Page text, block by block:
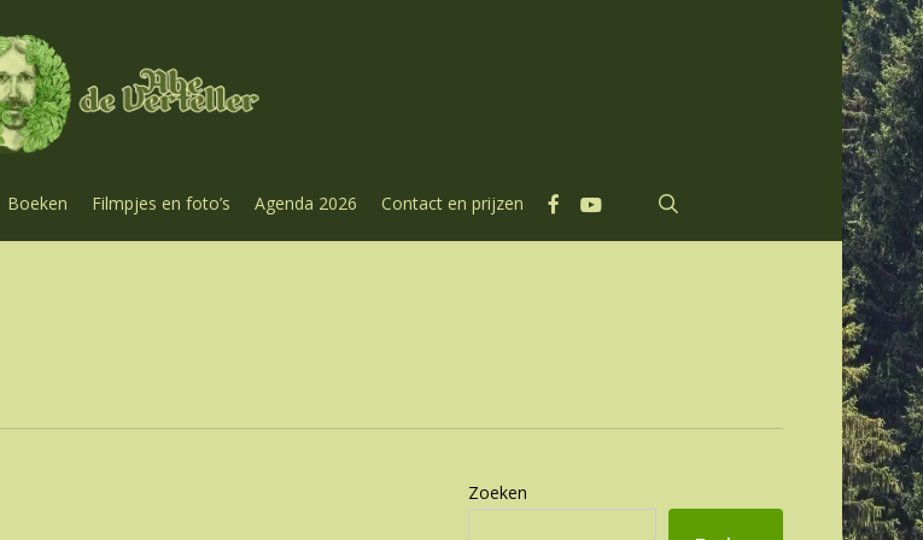
Boeken Filmpjes en foto’s Agenda 2026 Contact en prijzen facebookyoutube
Zoeken